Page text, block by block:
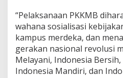
“Pelaksanaan PKKMB
wahana sosialisasi
kampus merdeka, dan
gerakan nasional revolusi
Melayani, Indonesia
Indonesia Mandiri, dan